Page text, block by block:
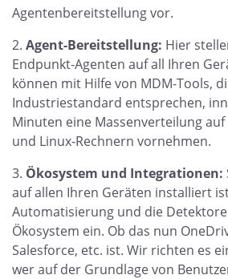
Agentenbereitstellung vor.
Agent-Bereitstellung: Hier
Endpunkt-Agenten auf all Ihren
können mit Hilfe von MDM-Tools,
Industriestandard entsprechen,
Minuten eine Massenverteilung auf
und Linux-Rechnern vornehmen.
Ökosystem und Integrationen:
auf allen Ihren Geräten installiert
Automatisierung und die
Ökosystem ein. Ob das nun
Salesforce, etc. ist. Wir richten es
wer auf der Grundlage von